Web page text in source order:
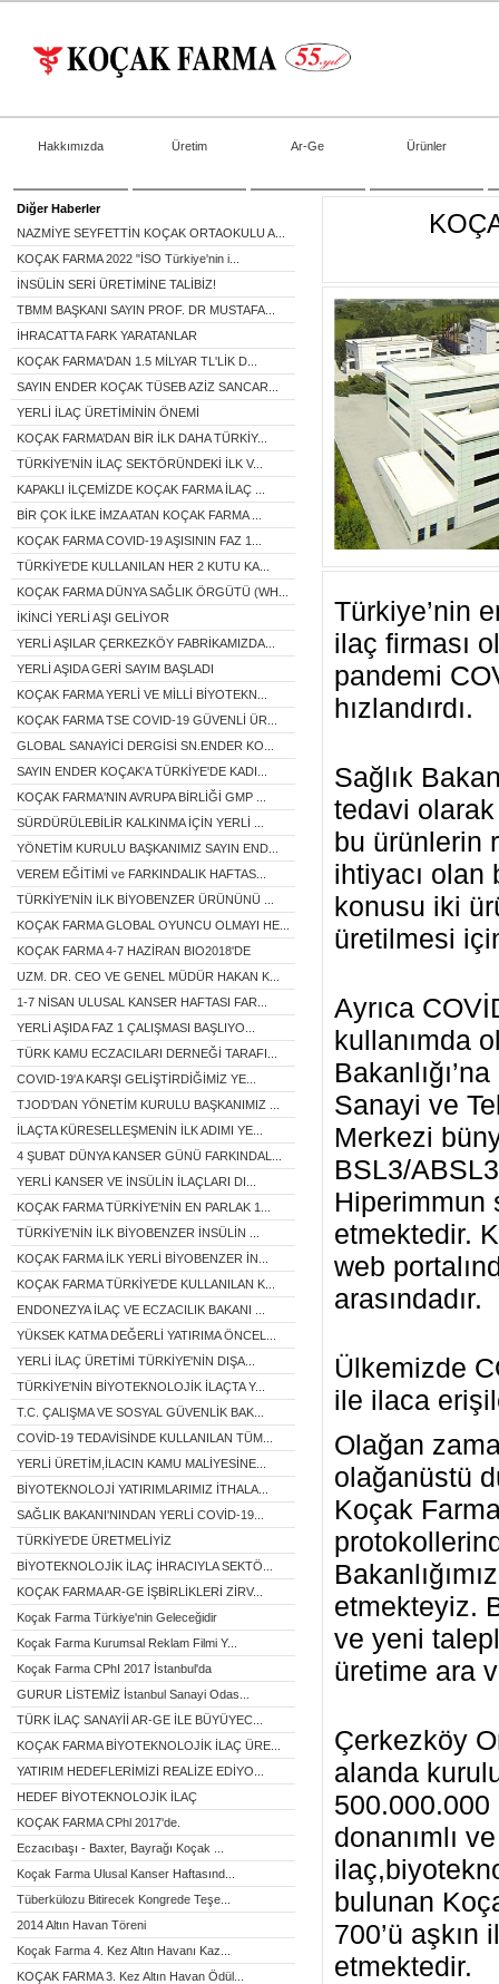
Hakkımızda Üretim Ar-Ge Ürünler
Diğer Haberler
NAZMİYE SEYFETTİN KOÇAK ORTAOKULU A...
KOÇAK FARMA 2022 "İSO Türkiye'nin i...
İNSÜLİN SERİ ÜRETİMİNE TALİBİZ!
TBMM BAŞKANI SAYIN PROF. DR MUSTAFA...
İHRACATTA FARK YARATANLAR
KOÇAK FARMA'DAN 1.5 MİLYAR TL'LİK D...
SAYIN ENDER KOÇAK TÜSEB AZİZ SANCAR...
YERLİ İLAÇ ÜRETİMİNİN ÖNEMİ
KOÇAK FARMA’DAN BİR İLK DAHA TÜRKİY...
TÜRKİYE’NİN İLAÇ SEKTÖRÜNDEKİ İLK V...
KAPAKLI İLÇEMİZDE KOÇAK FARMA İLAÇ ...
BİR ÇOK İLKE İMZA ATAN KOÇAK FARMA ...
KOÇAK FARMA COVID-19 AŞISININ FAZ 1...
TÜRKİYE'DE KULLANILAN HER 2 KUTU KA...
KOÇAK FARMA DÜNYA SAĞLIK ÖRGÜTÜ (WH...
İKİNCİ YERLİ AŞI GELİYOR
YERLİ AŞILAR ÇERKEZKÖY FABRİKAMIZDA...
YERLİ AŞIDA GERİ SAYIM BAŞLADI
KOÇAK FARMA YERLİ VE MİLLİ BİYOTEKN...
KOÇAK FARMA TSE COVID-19 GÜVENLİ ÜR...
GLOBAL SANAYİCİ DERGİSİ SN.ENDER KO...
SAYIN ENDER KOÇAK'A TÜRKİYE'DE KADI...
KOÇAK FARMA'NIN AVRUPA BİRLİĞİ GMP ...
SÜRDÜRÜLEBİLİR KALKINMA İÇİN YERLİ ...
YÖNETİM KURULU BAŞKANIMIZ SAYIN END...
VEREM EĞİTİMİ ve FARKINDALIK HAFTAS...
TÜRKİYE'NİN İLK BİYOBENZER ÜRÜNÜNÜ ...
KOÇAK FARMA GLOBAL OYUNCU OLMAYI HE...
KOÇAK FARMA 4-7 HAZİRAN BIO2018'DE
UZM. DR. CEO VE GENEL MÜDÜR HAKAN K...
1-7 NİSAN ULUSAL KANSER HAFTASI FAR...
YERLİ AŞIDA FAZ 1 ÇALIŞMASI BAŞLIYO...
TÜRK KAMU ECZACILARI DERNEĞİ TARAFI...
COVID-19'A KARŞI GELİŞTİRDİĞİMİZ YE...
TJOD’DAN YÖNETİM KURULU BAŞKANIMIZ ...
İLAÇTA KÜRESELLEŞMENİN İLK ADIMI YE...
4 ŞUBAT DÜNYA KANSER GÜNÜ FARKINDAL...
YERLİ KANSER VE İNSÜLİN İLAÇLARI DI...
KOÇAK FARMA TÜRKİYE'NİN EN PARLAK 1...
TÜRKİYE’NİN İLK BİYOBENZER İNSÜLİN ...
KOÇAK FARMA İLK YERLİ BİYOBENZER İN...
KOÇAK FARMA TÜRKİYE’DE KULLANILAN K...
ENDONEZYA İLAÇ VE ECZACILIK BAKANI ...
YÜKSEK KATMA DEĞERLİ YATIRIMA ÖNCEL...
YERLİ İLAÇ ÜRETİMİ TÜRKİYE'NİN DIŞA...
TÜRKİYE'NİN BİYOTEKNOLOJİK İLAÇTA Y...
T.C. ÇALIŞMA VE SOSYAL GÜVENLİK BAK...
COVİD-19 TEDAVİSİNDE KULLANILAN TÜM...
YERLİ ÜRETİM,İLACIN KAMU MALİYESİNE...
BİYOTEKNOLOJİ YATIRIMLARIMIZ İTHALA...
SAĞLIK BAKANI'NINDAN YERLİ COVİD-19...
TÜRKİYE'DE ÜRETMELİYİZ
BİYOTEKNOLOJİK İLAÇ İHRACIYLA SEKTÖ...
KOÇAK FARMA AR-GE İŞBİRLİKLERİ ZİRV...
Koçak Farma Türkiye'nin Geleceğidir
Koçak Farma Kurumsal Reklam Filmi Y...
Koçak Farma CPhI 2017 İstanbul'da
GURUR LİSTEMİZ İstanbul Sanayi Odas...
TÜRK İLAÇ SANAYİİ AR-GE İLE BÜYÜYEC...
KOÇAK FARMA BİYOTEKNOLOJİK İLAÇ ÜRE...
YATIRIM HEDEFLERİMİZİ REALİZE EDİYO...
HEDEF BİYOTEKNOLOJİK İLAÇ
KOÇAK FARMA CPhl 2017'de.
Eczacıbaşı - Baxter, Bayrağı Koçak ...
Koçak Farma Ulusal Kanser Haftasınd...
Tüberkülozu Bitirecek Kongrede Teşe...
2014 Altın Havan Töreni
Koçak Farma 4. Kez Altın Havanı Kaz...
KOÇAK FARMA 3. Kez Altın Havan Ödül...
Türkiye’nin
ilaç firması
pandemi
hızlandırdı.
Sağlık
tedavi olarak
bu ürünlerin
ihtiyacı olan
konusu iki
üretilmesi
Ayrıca
kullanımda
Sanayi ve
Merkezi
BSL3/
Hiperimmun
etmektedir.
web
arasındadır.
Ülkemizde
ile ilaca
Olağan
olağanüstü
Koçak
etmekteyiz.
ve yeni
üretime ara
Çerkezköy
alanda
donanımlı
bulunan
700’ü aşkın
etmektedir.